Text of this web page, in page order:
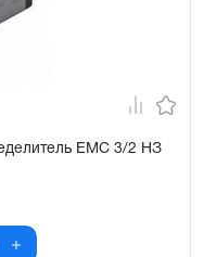
EMC 3/2 НЗ